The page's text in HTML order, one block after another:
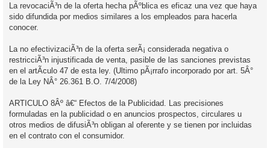
La revocaciÃ³n de la oferta hecha pÃºblica es eficaz una vez que haya
sido difundida por medios similares a los empleados para hacerla
conocer.
La no efectivizaciÃ³n de la oferta serÃ¡ considerada negativa o
restricciÃ³n injustificada de venta, pasible de las sanciones previstas
en el artÃ­culo 47 de esta ley. (Ultimo pÃ¡rrafo incorporado por art. 5Â°
de la Ley NÂ° 26.361 B.O. 7/4/2008)
ARTICULO 8Âº â€“ Efectos de la Publicidad. Las precisiones
formuladas en la publicidad o en anuncios prospectos, circulares u
otros medios de difusiÃ³n obligan al oferente y se tienen por incluidas
en el contrato con el consumidor.